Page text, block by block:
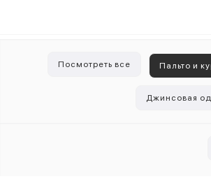
Посмотреть все Пальто и
Джинсовая